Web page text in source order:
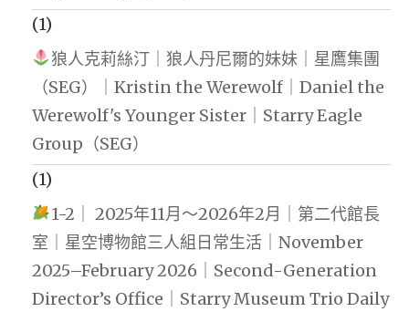
(1)
狼人克莉絲汀｜狼人丹尼爾的妹妹｜星鷹集團
（SEG）｜Kristin the Werewolf｜Daniel the
Werewolf's Younger Sister｜Starry Eagle
Group（SEG）
(1)
1-2｜ 2025年11月～2026年2月｜第二代館長
室｜星空博物館三人組日常生活｜November
2025–February 2026｜Second-Generation
Director’s Office｜Starry Museum Trio Daily